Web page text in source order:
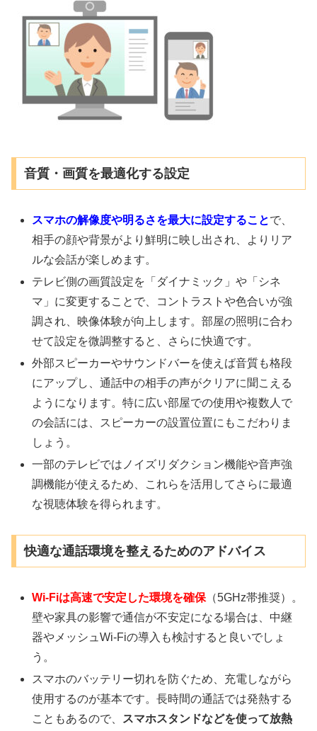
音質・画質を最適化する設定
スマホの解像度や明るさを最大に設定することで、
相手の顔や背景がより鮮明に映し出され、よりリア
ルな会話が楽しめます。
テレビ側の画質設定を「ダイナミック」や「シネ
マ」に変更することで、コントラストや色合いが強
調され、映像体験が向上します。部屋の照明に合わ
せて設定を微調整すると、さらに快適です。
外部スピーカーやサウンドバーを使えば音質も格段
にアップし、通話中の相手の声がクリアに聞こえる
ようになります。特に広い部屋での使用や複数人で
の会話には、スピーカーの設置位置にもこだわりま
しょう。
一部のテレビではノイズリダクション機能や音声強
調機能が使えるため、これらを活用してさらに最適
な視聴体験を得られます。
快適な通話環境を整えるためのアドバイス
Wi-Fiは高速で安定した環境を確保 （5GHz帯推奨）。
壁や家具の影響で通信が不安定になる場合は、中継
器やメッシュWi-Fiの導入も検討すると良いでしょ
う。
スマホのバッテリー切れを防ぐため、充電しながら
使用するのが基本です。長時間の通話では発熱する
こともあるので、
スマホスタンドなどを使って放熱